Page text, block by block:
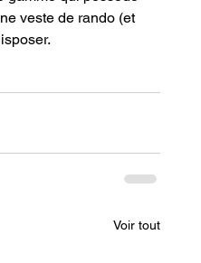
veste de rando (et
Voir tout